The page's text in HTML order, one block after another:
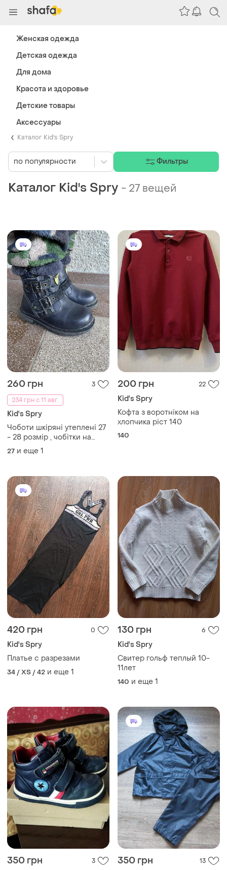
Каталог Kid's Spry
Каталог Kid's Spry - 27 вещей
260 грн
3
234 грн с 11 авг.
Kid's Spry
Чоботи шкіряні утеплені 27
- 28 розмір , чобітки на
замочках і липучці устілка 17
см обшиті
27 и еще 1
200 грн 22
Kid's Spry
Кофта з воротніком на
хлопчика ріст 140
140
420 грн 0
Kid's Spry
Платье с разрезами
34 / XS / 42 и еще 1
130 грн 6
Kid's Spry
Свитер гольф теплый 10-
11лет
140 и еще 1
350 грн 3 350 грн 13
по популярности Фильтры
Женская одежда
Детская одежда
Для дома
Красота и здоровье
Детские товары
Аксессуары